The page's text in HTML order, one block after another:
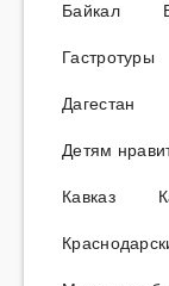
Байкал
Гастротуры
Дагестан
Детям
Кавказ